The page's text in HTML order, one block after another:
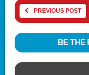
PREVIOUS POST
BE THE